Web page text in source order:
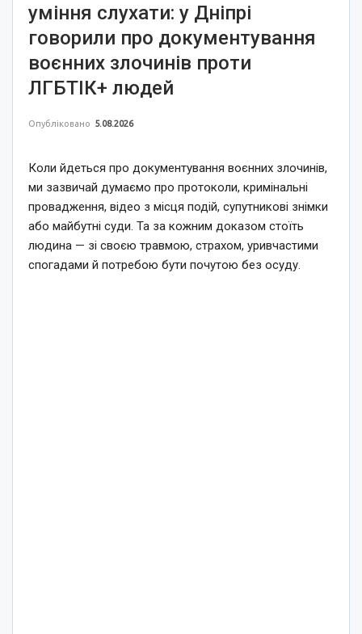
уміння слухати: у Дніпрі
говорили про документування
воєнних злочинів проти
ЛГБТІК+ людей
Опубліковано 5.08.2026
Коли йдеться про документування воєнних злочинів,
ми зазвичай думаємо про протоколи, кримінальні
провадження, відео з місця подій, супутникові знімки
або майбутні суди. Та за кожним доказом стоїть
людина — зі своєю травмою, страхом, уривчастими
спогадами й потребою бути почутою без осуду.